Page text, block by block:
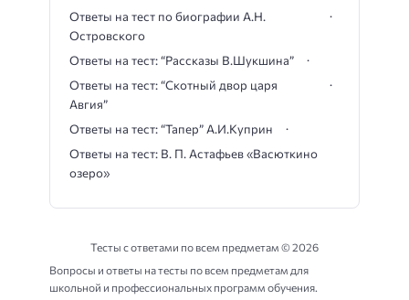
Ответы на тест по биографии А.Н.
Островского
Ответы на тест: “Рассказы В.Шукшина”
Ответы на тест: “Скотный двор царя
Авгия”
Ответы на тест: “Тапер” А.И.Куприн
Ответы на тест: В. П. Астафьев «Васюткино
озеро»
Тесты с ответами по всем предметам ©2026
Вопросы и ответы на тесты по всем предметам для
школьной и профессиональных программ обучения.